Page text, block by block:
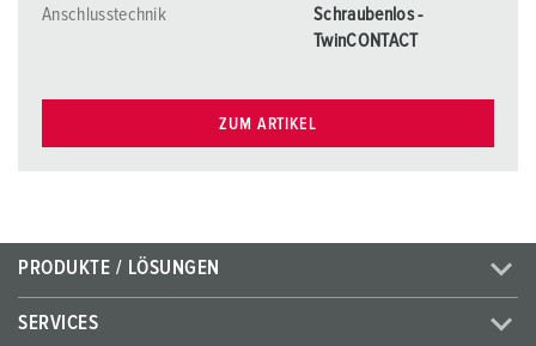
Anschlusstechnik
Schraubenlos -
TwinCONTACT
ZUM ARTIKEL
PRODUKTE / LÖSUNGEN
SERVICES